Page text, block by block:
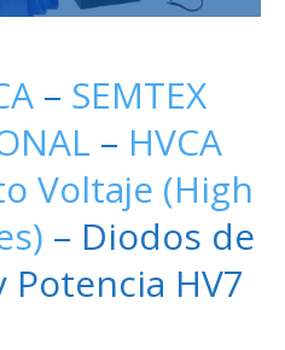
– SEMTEX
– HVCA
Voltaje (High
– Diodos de
HV7